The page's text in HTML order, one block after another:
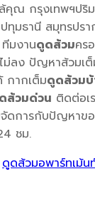
คุณ กรุงเทพฯป
ทุมธานี สมุทรปร
มงานดูดส้วมคร
ม่ลง ปัญหาส้วมเ
กากเต็มดูดส้วมบ้
ส้วมด่วน ติดต่อเ
ดการกับปัญหาข
ชม.
ดูดส้วมอพาร์ทเม้น